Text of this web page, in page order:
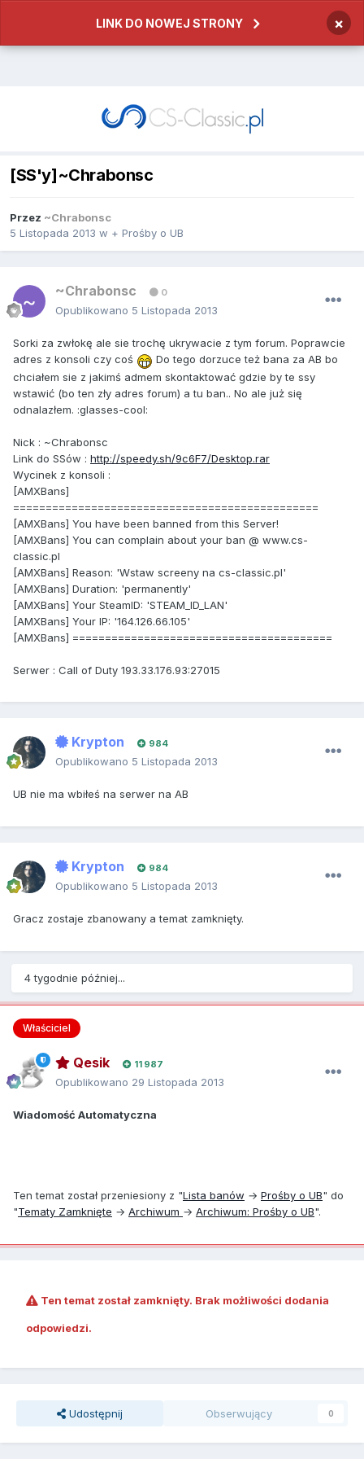
LINK DO NOWEJ STRONY ×
[SS'y]~Chrabonsc
Przez ~Chrabonsc
5 Listopada 2013 w + Prośby o UB
~Chrabonsc 0
Opublikowano 5 Listopada 2013
Sorki za zwłokę ale sie trochę ukrywacie z tym forum. Poprawcie
adres z konsoli czy coś
Do tego dorzuce też bana za AB bo
chciałem sie z jakimś admem skontaktować gdzie by te ssy
wstawić (bo ten zły adres forum) a tu ban.. No ale już się
odnalazłem. :glasses-cool:
Nick : ~Chrabonsc
Link do SSów : http://speedy.sh/9c6F7/Desktop.rar
Wycinek z konsoli :
[AMXBans]
===============================================
[AMXBans] You have been banned from this Server!
[AMXBans] You can complain about your ban @ www.cs-
classic.pl
[AMXBans] Reason: 'Wstaw screeny na cs-classic.pl'
[AMXBans] Duration: 'permanently'
[AMXBans] Your SteamID: 'STEAM_ID_LAN'
[AMXBans] Your IP: '164.126.66.105'
[AMXBans] ========================================
Serwer : Call of Duty 193.33.176.93:27015
Krypton 984
Opublikowano 5 Listopada 2013
UB nie ma wbiłeś na serwer na AB
Krypton 984
Opublikowano 5 Listopada 2013
Gracz zostaje zbanowany a temat zamknięty.
4 tygodnie później...
Właściciel
Qesik 11 987
Opublikowano 29 Listopada 2013
Wiadomość Automatyczna
Ten temat został przeniesiony z "Lista banów → Prośby o UB" do
"Tematy Zamknięte → Archiwum → Archiwum: Prośby o UB".
Ten temat został zamknięty. Brak możliwości dodania
odpowiedzi.
Udostępnij Obserwujący 0